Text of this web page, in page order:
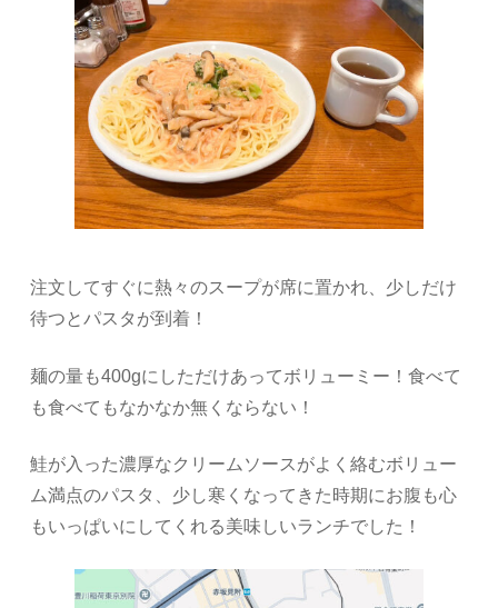
注文してすぐに熱々のスープが席に置かれ、少しだけ
待つとパスタが到着！
麺の量も400gにしただけあってボリューミー！食べて
も食べてもなかなか無くならない！
鮭が入った濃厚なクリームソースがよく絡むボリュー
ム満点のパスタ、少し寒くなってきた時期にお腹も心
もいっぱいにしてくれる美味しいランチでした！